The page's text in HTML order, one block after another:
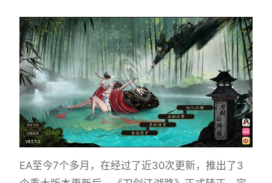
EA至今7个多月，在经过了近30次更新，推出了3